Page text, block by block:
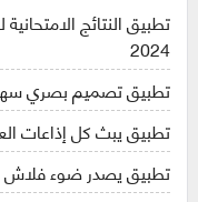
تطبيق النتائج
2024
تطبيق تصميم بصري
تطبيق يبث كل إذاعات
تطبيق يصدر ضوء فلاش